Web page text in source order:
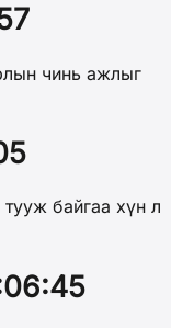
чинь ажлыг
байгаа хүн л